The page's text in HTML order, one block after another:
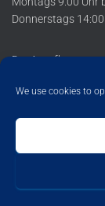
We use cookies to
Donnerstags 14:00
Der